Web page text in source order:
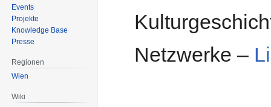
Netzwerke –
Events
Projekte
Knowledge Base
Presse
Regionen
Wien
Wiki